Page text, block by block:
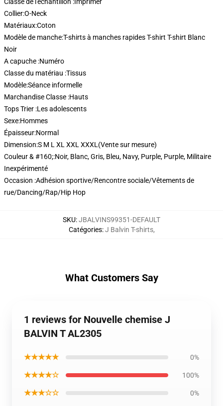
Collier:O-Neck
Matériaux:Coton
Modèle de manche:T-shirts à manches rapides T-shirt T-shirt Blanc
Noir
A capuche :Numéro
Classe du matériau :Tissus
Modèle:Séance informelle
Marchandise Classe :Hauts
Tops Trier :Les adolescents
Sexe:Hommes
Épaisseur:Normal
Dimension:S M L XL XXL XXXL(Vente sur mesure)
Couleur & #160;:Noir, Blanc, Gris, Bleu, Navy, Purple, Purple, Militaire
Inexpérimenté
Occasion :Adhésion sportive/Rencontre sociale/Vêtements de
rue/Dancing/Rap/Hip Hop
SKU:JBALVINS99351-DEFAULT
Catégories:J Balvin T-shirts,
What Customers Say
1 reviews for Nouvelle chemise J
BALVIN T AL2305
★★★★★ 0%
★★★★☆ 100%
★★★☆☆ 0%